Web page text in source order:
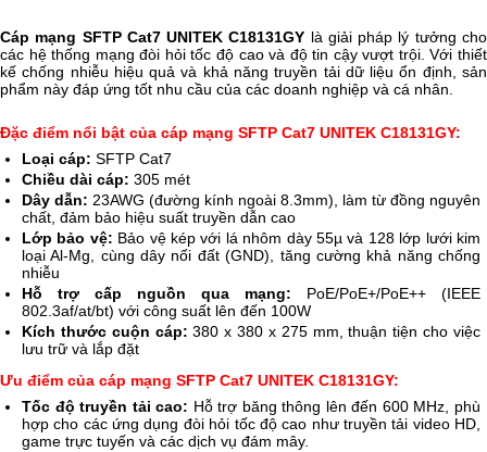
Cáp mạng SFTP Cat7 UNITEK C18131GY là giải pháp lý tưởng cho
các hệ thống mạng đòi hỏi tốc độ cao và độ tin cậy vượt trội. Với thiết
kế chống nhiễu hiệu quả và khả năng truyền tải dữ liệu ổn định, sản
phẩm này đáp ứng tốt nhu cầu của các doanh nghiệp và cá nhân.
Đặc điểm nổi bật của cáp mạng SFTP Cat7 UNITEK C18131GY:
Loại cáp: SFTP Cat7
Chiều dài cáp: 305 mét
Dây dẫn: 23AWG (đường kính ngoài 8.3mm), làm từ đồng nguyên
chất, đảm bảo hiệu suất truyền dẫn cao
Lớp bảo vệ: Bảo vệ kép với lá nhôm dày 55µ và 128 lớp lưới kim
loại Al-Mg, cùng dây nối đất (GND), tăng cường khả năng chống
nhiễu
Hỗ trợ cấp nguồn qua mạng: PoE/PoE+/PoE++ (IEEE
802.3af/at/bt) với công suất lên đến 100W
Kích thước cuộn cáp: 380 x 380 x 275 mm, thuận tiện cho việc
lưu trữ và lắp đặt
Ưu điểm của cáp mạng SFTP Cat7 UNITEK C18131GY:
Tốc độ truyền tải cao: Hỗ trợ băng thông lên đến 600 MHz, phù
hợp cho các ứng dụng đòi hỏi tốc độ cao như truyền tải video HD,
game trực tuyến và các dịch vụ đám mây.